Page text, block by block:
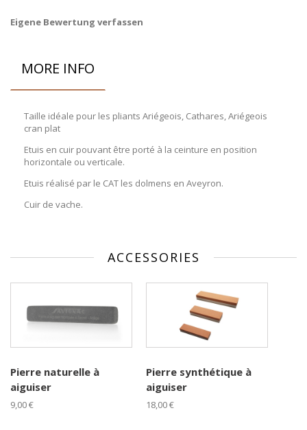
Eigene Bewertung verfassen
MORE INFO
Taille idéale pour les pliants Ariégeois, Cathares, Ariégeois
cran plat
Etuis en cuir pouvant être porté à la ceinture en position
horizontale ou verticale.
Etuis réalisé par le CAT les dolmens en Aveyron.
Cuir de vache.
ACCESSORIES
Pierre naturelle à
aiguiser
9,00 €
Pierre synthétique à
aiguiser
18,00 €